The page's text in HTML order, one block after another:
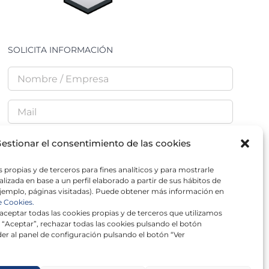
el consentimiento de las cookies
propias y de terceros para fines analíticos y para mostrarle
en base a un perfil elaborado a partir de sus hábitos de
páginas visitadas). Puede obtener más información en
Cookies.
todas las cookies propias y de terceros que utilizamos
rechazar todas las cookies pulsando el botón
al panel de configuración pulsando el botón “Ver
SOLICITA INFORMACIÓN
He leído y acepto laPolítica de Privacidad